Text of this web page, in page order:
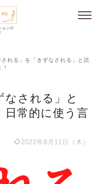
される」を「きずなされる」と読
なされる」と
日常的に使う言
2022年8月11日（木）